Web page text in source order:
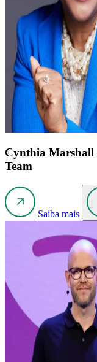
Cynthia Marshall
Team
Saiba mais